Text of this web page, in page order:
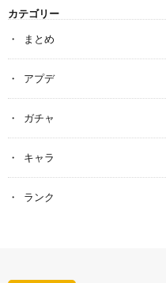
カテゴリー
まとめ
アプデ
ガチャ
キャラ
ランク